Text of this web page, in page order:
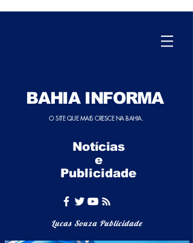
BAHIA INFORMA
O SITE QUE MAIS CRESCE NA BAHIA.
Notícias
e
Publicidade
Lucas Souza Publicidade